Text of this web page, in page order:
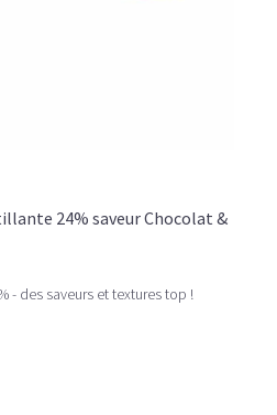
24% saveur Chocolat &
- des saveurs et textures top !